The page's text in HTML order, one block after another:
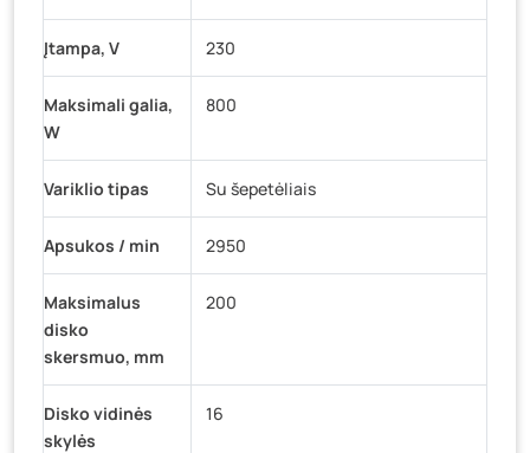
Įtampa, V 230
Maksimali galia,
W
800
Variklio tipas Su šepetėliais
Apsukos / min 2950
Maksimalus
disko
skersmuo, mm
200
Disko vidinės
skylės
16